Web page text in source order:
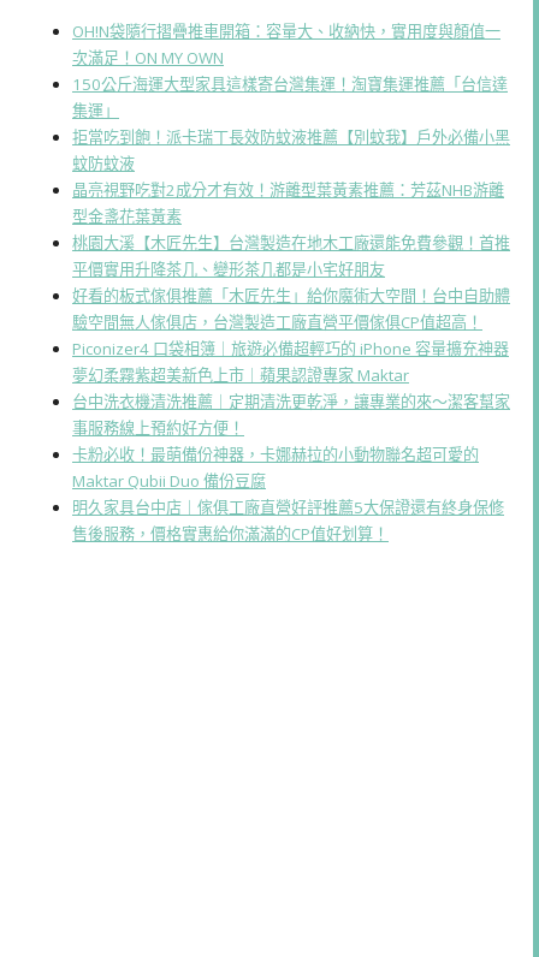
OH!N袋隨行摺疊推車開箱：容量大、收納快，實用度與顏值一
次滿足！ON MY OWN
150公斤海運大型家具這樣寄台灣集運！淘寶集運推薦「台信達
集運」
拒當吃到飽！派卡瑞丁長效防蚊液推薦【別蚊我】戶外必備小黑
蚊防蚊液
晶亮視野吃對2成分才有效！游離型葉黃素推薦：芳茲NHB游離
型金盞花葉黃素
桃園大溪【木匠先生】台灣製造在地木工廠還能免費參觀！首推
平價實用升降茶几、變形茶几都是小宅好朋友
好看的板式傢俱推薦「木匠先生」給你魔術大空間！台中自助體
驗空間無人傢俱店，台灣製造工廠直營平價傢俱CP值超高！
Piconizer4 口袋相簿｜旅遊必備超輕巧的 iPhone 容量擴充神器
夢幻柔霧紫超美新色上市｜蘋果認證專家 Maktar
台中洗衣機清洗推薦｜定期清洗更乾淨，讓專業的來～潔客幫家
事服務線上預約好方便！
卡粉必收！最萌備份神器，卡娜赫拉的小動物聯名超可愛的
Maktar Qubii Duo 備份豆腐
明久家具台中店｜傢俱工廠直營好評推薦5大保證還有終身保修
售後服務，價格實惠給你滿滿的CP值好划算！